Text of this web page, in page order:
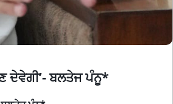
ਦੇਵੇਗੀ’- ਬਲਤੇਜ ਪੰਨੂ*